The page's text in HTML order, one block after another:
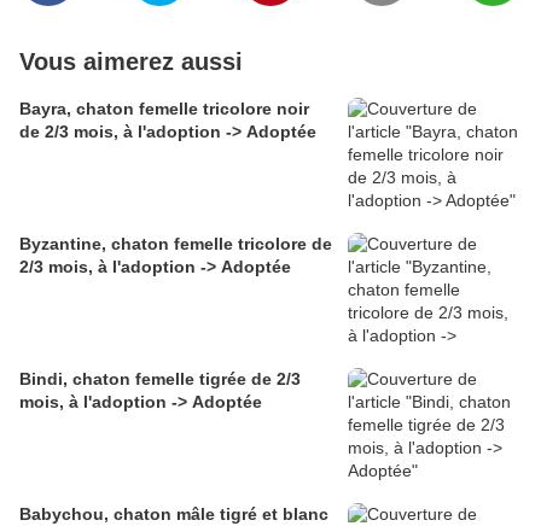
Vous aimerez aussi
Bayra, chaton femelle tricolore noir
de 2/3 mois, à l'adoption -> Adoptée
Byzantine, chaton femelle tricolore de
2/3 mois, à l'adoption -> Adoptée
Bindi, chaton femelle tigrée de 2/3
mois, à l'adoption -> Adoptée
Babychou, chaton mâle tigré et blanc